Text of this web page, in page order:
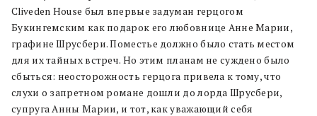
Cliveden House был впервые задуман герцогом
Букингемским как подарок его любовнице Анне Марии,
графине Шрусбери. Поместье должно было стать местом
для их тайных встреч. Но этим планам не суждено было
сбыться: неосторожность герцога привела к тому, что
слухи о запретном романе дошли до лорда Шрусбери,
супруга Анны Марии, и тот, как уважающий себя